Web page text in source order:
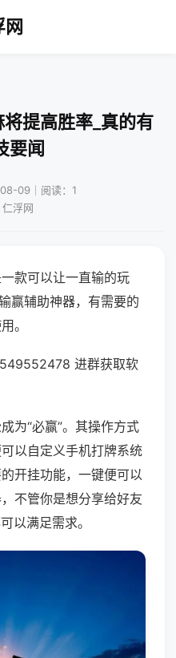
网
提高胜率_真的有
要闻
09｜阅读：1
浮网
款可以让一直输的玩
赢辅助神器，有需要的
。
进群获取软
为“必赢”。其操作方式
以自定义手机打牌系统
开挂功能，一键便可以
不管你是想分享给好友
以满足需求。